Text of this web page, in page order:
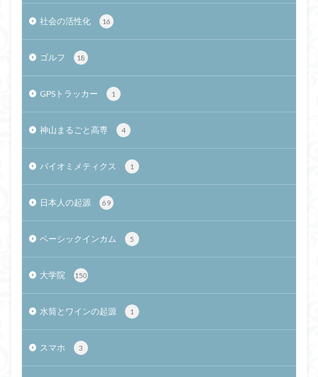
社会の活性化 16
ゴルフ 18
GPSトラッカー 1
神山まるごと高専 4
バイオミメティクス 1
日本人の起源 69
ベーシックインカム 5
大学院 150
水筒とワインの起源 1
スマホ 3